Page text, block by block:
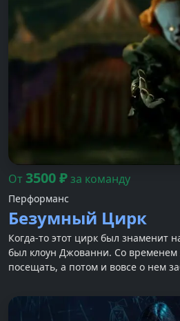
От3500₽за команду
Перформанс
Безумный Цирк
Когда-то этот цирк был знаменит
был клоун Джованни. Со временем
посещать, а потом и вовсе о нем